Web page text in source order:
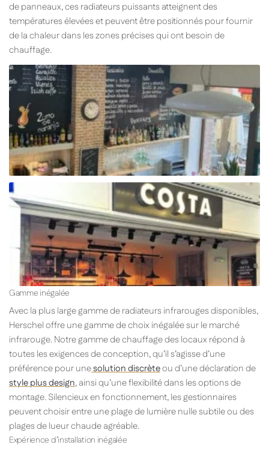
de panneaux, ces radiateurs puissants atteignent des
températures élevées et peuvent être positionnés pour fournir
de la chaleur dans les zones précises qui ont besoin de
chauffage.
Gamme inégalée
Avec la plus large gamme de radiateurs infrarouges disponibles,
Herschel offre une gamme de choix inégalée sur le marché
infrarouge. Notre gamme de chauffage des locaux répond à
toutes les exigences de conception, qu’il s’agisse d’une
préférence pour unesolution discrèteou d’une déclaration de
style plus design, ainsi qu’une flexibilité dans les options de
montage. Silencieux en fonctionnement, les gestionnaires
peuvent choisir entre une plage de lumière nulle subtile ou des
plages de lueur chaude agréable.
Expérience d’installation inégalée